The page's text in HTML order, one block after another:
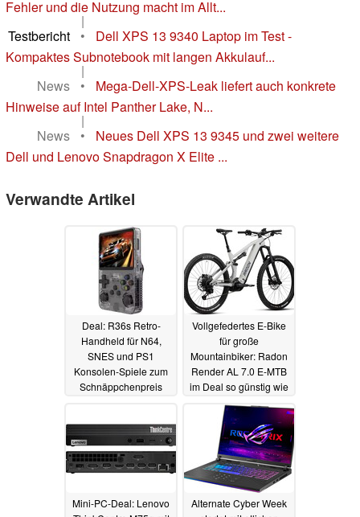
Fehler und die Nutzung macht im Allt...
|
Testbericht
•
Dell XPS 13 9340 Laptop im Test -
Kompaktes Subnotebook mit langen Akkulauf...
|
News
•
Mega-Dell-XPS-Leak liefert auch konkrete
Hinweise auf Intel Panther Lake, N...
|
News
•
Neues Dell XPS 13 9345 und zwei weitere
Dell und Lenovo Snapdragon X Elite ...
Verwandte Artikel
Deal: R36s Retro-
Handheld für N64,
SNES und PS1
Konsolen-Spiele zum
Schnäppchenpreis
Vollgefedertes E-Bike
für große
Mountainbiker: Radon
Render AL 7.0 E-MTB
im Deal so günstig wie
noch nie
Mini-PC-Deal: Lenovo
Alternate Cyber Week